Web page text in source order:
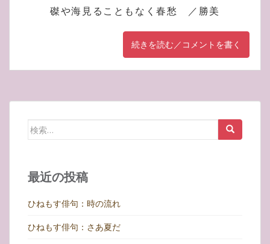
磔や海見ることもなく春愁 ／勝美
続きを読む／コメントを書く
検
最近の投稿
ひねもす俳句：時の流れ
ひねもす俳句：さあ夏だ